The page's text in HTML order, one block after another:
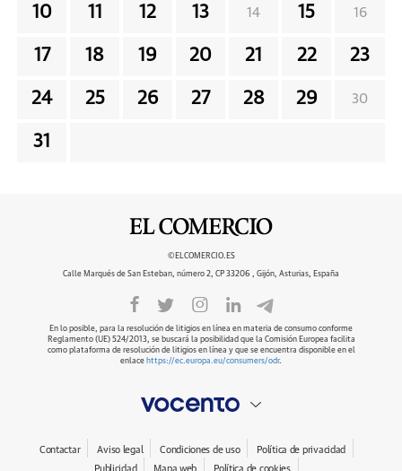
10 11 12 13 14 15 16
17 18 19 20 21 22 23
24 25 26 27 28 29 30
31
©ELCOMERCIO.ES
Calle Marqués de San Esteban, número 2, CP 33206 , Gijón, Asturias, España
En lo posible, para la resolución de litigios en línea en materia de consumo conforme
Reglamento (UE) 524/2013, se buscará la posibilidad que la Comisión Europea facilita
como plataforma de resolución de litigios en línea y que se encuentra disponible en el
enlace https://ec.europa.eu/consumers/odr.
Contactar Aviso legal Condiciones de uso
Política de privacidad
Publicidad
Mapa web Política de cookies